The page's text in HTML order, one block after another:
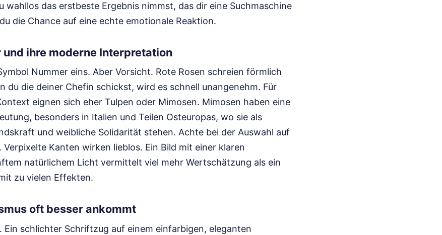
wahllos das erstbeste Ergebnis nimmst, das dir eine Suchmaschine
die Chance auf eine echte emotionale Reaktion.
ihre moderne Interpretation
Nummer eins. Aber Vorsicht. Rote Rosen schreien förmlich
du die deiner Chefin schickst, wird es schnell unangenehm. Für
eignen sich eher Tulpen oder Mimosen. Mimosen haben eine
besonders in Italien und Teilen Osteuropas, wo sie als
und weibliche Solidarität stehen. Achte bei der Auswahl auf
Verpixelte Kanten wirken lieblos. Ein Bild mit einer klaren
natürlichem Licht vermittelt viel mehr Wertschätzung als ein
zu vielen Effekten.
oft besser ankommt
Ein schlichter Schriftzug auf einem einfarbigen, eleganten